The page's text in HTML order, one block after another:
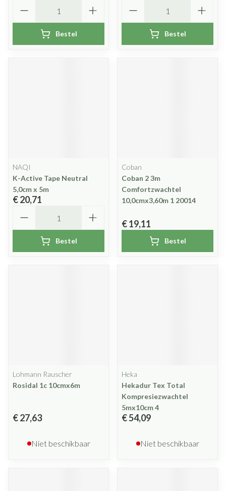
Bestel Bestel
NAQI
K-Active Tape Neutral
5,0cm x 5m
€ 20,71
Bestel
Coban
Coban 2 3m
Comfortzwachtel
10,0cmx3,60m 1 20014
€ 19,11
Bestel
Lohmann Rauscher
Rosidal 1c 10cmx6m
€ 27,63
Niet beschikbaar
Heka
Hekadur Tex Total
Kompresiezwachtel
5mx10cm 4
€ 54,09
Niet beschikbaar